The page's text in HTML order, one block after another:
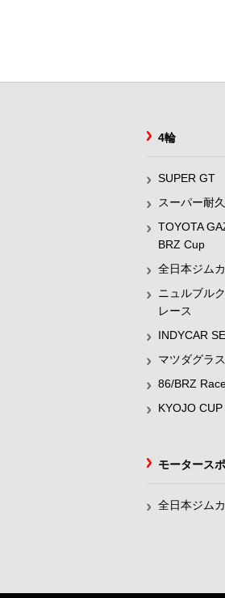
4輪
SUPER GT
スーパー耐
TOYOTA
BRZ Cup
全日本ジム
ニュルブル
レース
INDYCAR
マツダグラ
86/BRZ
KYOJO CUP
モータース
全日本ジム